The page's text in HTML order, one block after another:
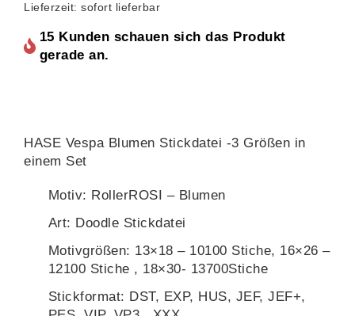
Lieferzeit: sofort lieferbar
15 Kunden schauen sich das Produkt
gerade an.
HASE Vespa Blumen Stickdatei -3 Größen in
einem Set
Motiv: RollerROSI – Blumen
Art: Doodle Stickdatei
Motivgrößen: 13×18 – 10100 Stiche, 16×26 –
12100 Stiche , 18×30- 13700Stiche
Stickformat: DST, EXP, HUS, JEF, JEF+,